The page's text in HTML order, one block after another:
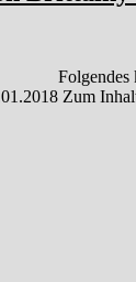
Folgendes
Zum